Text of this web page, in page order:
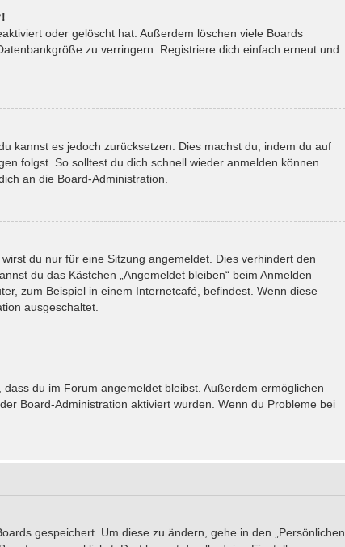
oder gelöscht hat. Außerdem löschen viele Boards
zu verringern. Registriere dich einfach erneut und
kannst es jedoch zurücksetzen. Dies machst du, indem du auf
folgst. So solltest du dich schnell wieder anmelden können.
an die Board-Administration.
du nur für eine Sitzung angemeldet. Dies verhindert den
du das Kästchen „Angemeldet bleiben“ beim Anmelden
zum Beispiel in einem Internetcafé, befindest. Wenn diese
ausgeschaltet.
du im Forum angemeldet bleibst. Außerdem ermöglichen
Board-Administration aktiviert wurden. Wenn du Probleme bei
gespeichert. Um diese zu ändern, gehe in den „Persönlichen